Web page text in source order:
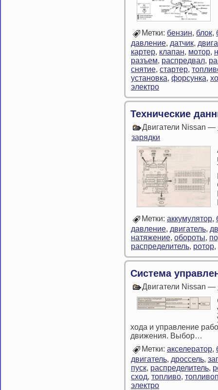
Метки: бензин, блок,
давление, датчик,
картер, клапан, мотор,
разъем, распредвал,
снятие, стартер,
установка, форсунка,
электро
Технические
Двигатели Nissan —
зарядки
Метки: аккумулятор,
давление, двигатель,
натяжение, обороты,
распределитель, ротор,
Система
Двигатели Nissan —
хода и управление
движения. Выбор…
Метки: акселератор,
двигатель, дроссель,
пуск, распределитель,
сход, топливо,
электро